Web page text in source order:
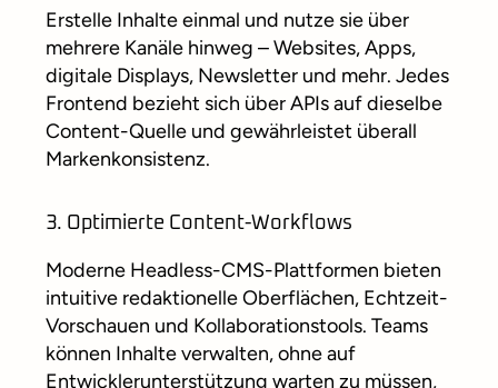
Erstelle Inhalte einmal und nutze sie über
mehrere Kanäle hinweg – Websites, Apps,
digitale Displays, Newsletter und mehr. Jedes
Frontend bezieht sich über APIs auf dieselbe
Content-Quelle und gewährleistet überall
Markenkonsistenz.
3. Optimierte Content-Workflows
Moderne Headless-CMS-Plattformen bieten
intuitive redaktionelle Oberflächen, Echtzeit-
Vorschauen und Kollaborationstools. Teams
können Inhalte verwalten, ohne auf
Entwicklerunterstützung warten zu müssen,